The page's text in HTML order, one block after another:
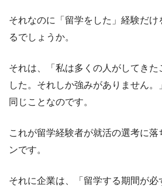
それなのに「留学をした」経験だ
るでしょうか。
それは、「私は多くの人がしてきた
した。それしか強みがありません。
同じことなのです。
これが留学経験者が就活の選考に
ンです。
それに企業は、「留学する期間が必